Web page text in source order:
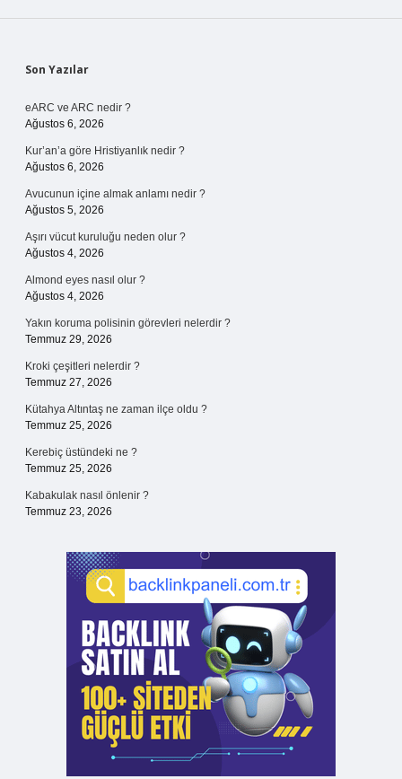
Sidebar
Son Yazılar
eARC ve ARC nedir ?
Ağustos 6, 2026
Kur’an’a göre Hristiyanlık nedir ?
Ağustos 6, 2026
Avucunun içine almak anlamı nedir ?
Ağustos 5, 2026
Aşırı vücut kuruluğu neden olur ?
Ağustos 4, 2026
Almond eyes nasıl olur ?
Ağustos 4, 2026
Yakın koruma polisinin görevleri nelerdir ?
Temmuz 29, 2026
Kroki çeşitleri nelerdir ?
Temmuz 27, 2026
Kütahya Altıntaş ne zaman ilçe oldu ?
Temmuz 25, 2026
Kerebiç üstündeki ne ?
Temmuz 25, 2026
Kabakulak nasıl önlenir ?
Temmuz 23, 2026